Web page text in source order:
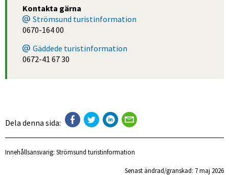
Kontakta gärna
Strömsund turistinformation
0670-164 00
Gäddede turistinformation
0672-41 67 30
Dela denna sida:
Innehållsansvarig: Strömsund turistinformation
Senast ändrad/granskad: 7 maj 2026